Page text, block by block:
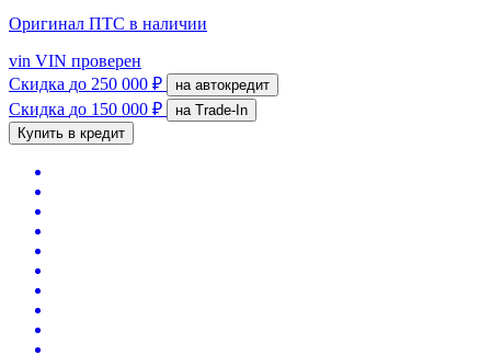
Оригинал ПТС в наличии
vin VIN проверен
Скидка до 250 000 ₽ на автокредит
Скидка до 150 000 ₽
на Trade-In
Купить в кредит